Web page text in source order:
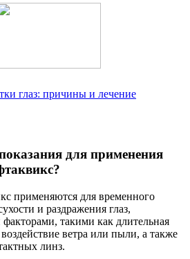
глаз: причины и лечение
для применения
применяются для временного
и раздражения глаз,
такими как длительная
ветра или пыли, а также
линз.